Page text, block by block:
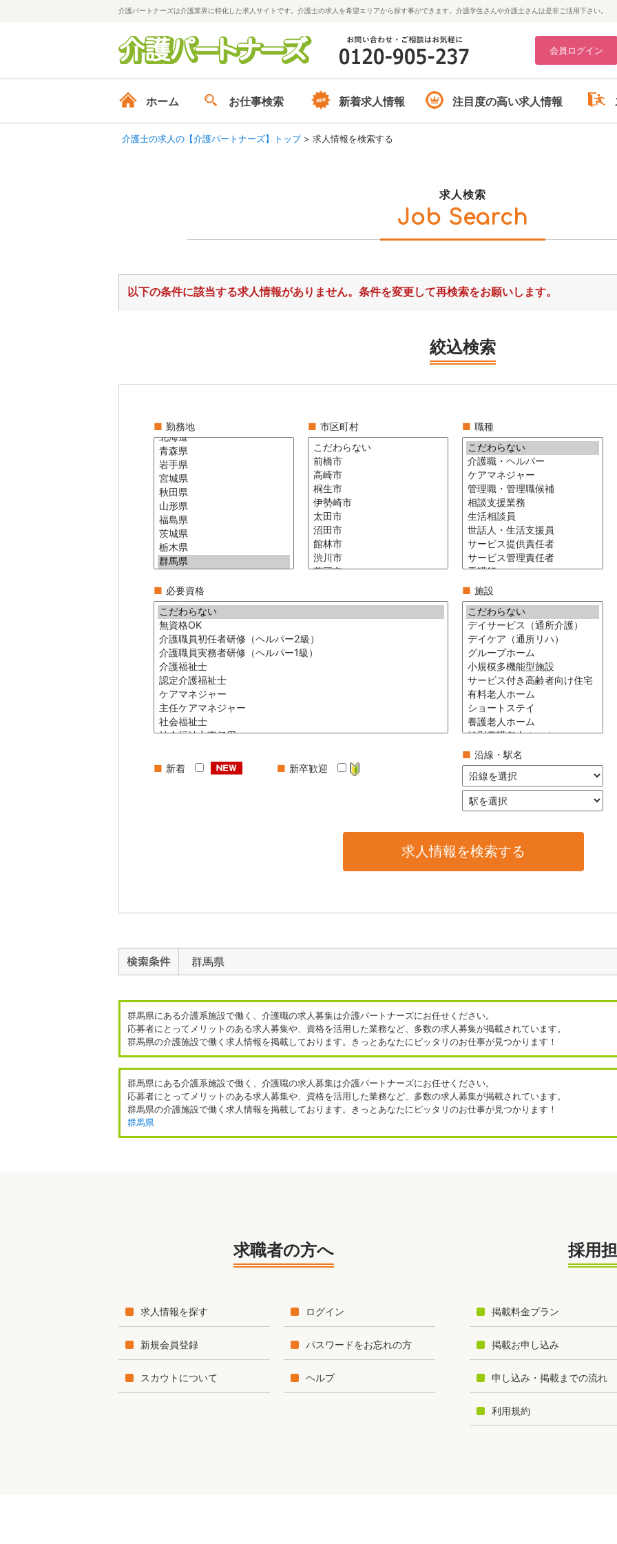
介護パートナーズは介護業界に特化した求人サイトです。介護士の求人を希望エリアから探す事ができます。介護学生さんや介護士さんは是非ご活用下さい。
会員ログイン
ホーム お仕事検索 新着求人情報 注目度の高い求人情報
介護士の求人の【介護パートナーズ】トップ> 求人情報を検索する
求人検索
Job Search
以下の条件に該当する求人情報がありません。条件を変更して再検索をお願いします。
絞込検索
■ 勤務地 ■ 市区町村 ■ 職種
■ 必要資格 ■ 施設
■ 新着 ■ 新卒歓迎
■ 沿線・駅名
群馬県
この条
取得
群馬県にある介護系施設で働く、介護職の求人募集は介護パートナーズにお任せください。
応募者にとってメリットのある求人募集や、資格を活用した業務など、多数の求人募集が掲載されています。
群馬県の介護施設で働く求人情報を掲載しております。きっとあなたにピッタリのお仕事が見つかります！
群馬県にある介護系施設で働く、介護職の求人募集は介護パートナーズにお任せください。
応募者にとってメリットのある求人募集や、資格を活用した業務など、多数の求人募集が掲載されています。
群馬県の介護施設で働く求人情報を掲載しております。きっとあなたにピッタリのお仕事が見つかります！
群馬県
求職者の方へ
求人情報を探す ログイン
新規会員登録 パスワードをお忘れの方
スカウトについて ヘルプ
採用
掲載料金プラン
掲載お申し込み
申し込み・掲載までの流れ
利用規約